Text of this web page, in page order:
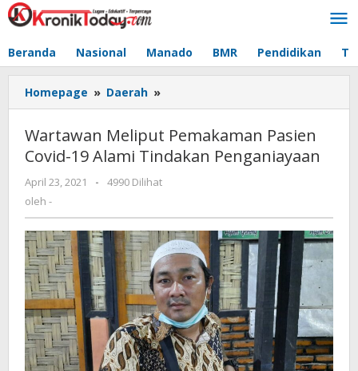
Lewati
ke
Beranda Nasional Manado BMR Pendidikan
Homepage » Daerah »
Meliput
Pemakaman
Pasien
Covid-
Wartawan Meliput Pemakaman Pasien
Covid-19 Alami Tindakan Penganiayaan
April 23, 2021
oleh
-
4990 Dilihat
oleh -